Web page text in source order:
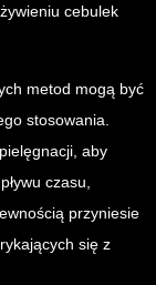
cebulek
metod mogą być
stosowania.
aby
czasu,
przyniesie
się z